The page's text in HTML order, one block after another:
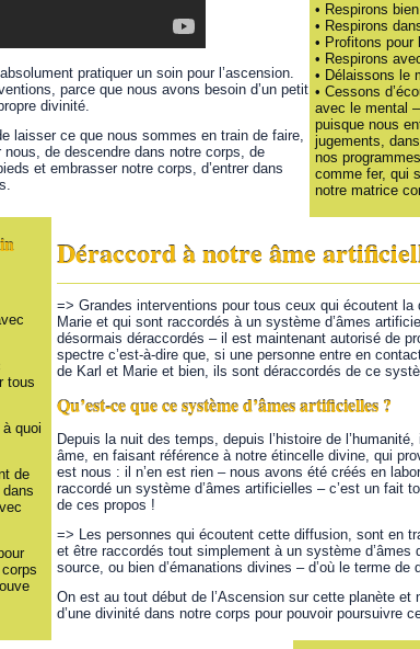
pratiquer un soin pour l’ascension.
parce que nous avons besoin d’un petit
divinité.
laisser ce que nous sommes en train de faire,
de descendre dans notre corps, de
et embrasser notre corps, d’entrer dans
• Respirons
• Respirons
• Profitons pour
• Respirons
• Délaissons le
• Cessons
avec le mental
puisque nous
jugements,
nos
comme fer, qui
notre matrice
tous
à quoi
de
Déraccord à notre âme
=> Grandes interventions pour tous ceux qui écoutent la
Marie et qui sont raccordés à un système d’âmes
désormais déraccordés – il est maintenant autorisé de
spectre c’est-à-dire que, si une personne entre en
de Karl et Marie et bien, ils sont déraccordés de ce
Qu’est-ce que ce système d’âmes artificielles ?
Depuis la nuit des temps, depuis l’histoire de
âme, en faisant référence à notre étincelle divine, qui
est nous : il n’en est rien – nous avons été créés en
raccordé un système d’âmes artificielles – c’est un fait
de ces propos !
=> Les personnes qui écoutent cette diffusion, sont en
et être raccordés tout simplement à un système d’âmes
source, ou bien d’émanations divines – d’où le terme
On est au tout début de l’Ascension sur cette planète et
d’une divinité dans notre corps pour pouvoir poursuivre